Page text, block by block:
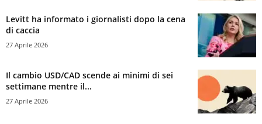
Levitt ha informato i giornalisti dopo la cena
di caccia
27 Aprile 2026
Il cambio USD/CAD scende ai minimi di sei
settimane mentre il...
27 Aprile 2026